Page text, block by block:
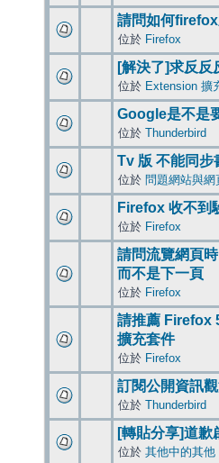
請問如何
位於 Firefox
[解決了]求反反
位於 Extension 擴
Google是不是
位於 Thunderbird
Tv 版 不能同步
位於 問題網站與
Firefox 收不到
位於 Firefox
請問流覽網頁
而不是下一頁
位於 Firefox
請推薦 Firefox
擴充套件
位於 Firefox
訂閱公開資訊
位於 Thunderbird
[轉貼分享]道歉
位於 其他中的其他